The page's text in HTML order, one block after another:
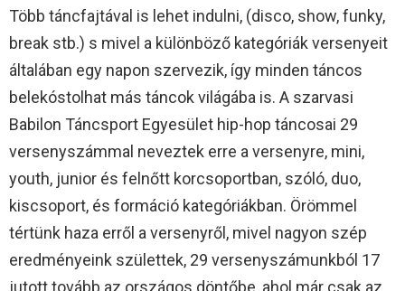
Több táncfajtával is lehet indulni, (disco, show, funky,
break stb.) s mivel a különböző kategóriák versenyeit
általában egy napon szervezik, így minden táncos
belekóstolhat más táncok világába is. A szarvasi
Babilon Táncsport Egyesület hip-hop táncosai 29
versenyszámmal neveztek erre a versenyre, mini,
youth, junior és felnőtt korcsoportban, szóló, duo,
kiscsoport, és formáció kategóriákban. Örömmel
tértünk haza erről a versenyről, mivel nagyon szép
eredményeink születtek, 29 versenyszámunkból 17
jutott tovább az országos döntőbe, ahol már csak az